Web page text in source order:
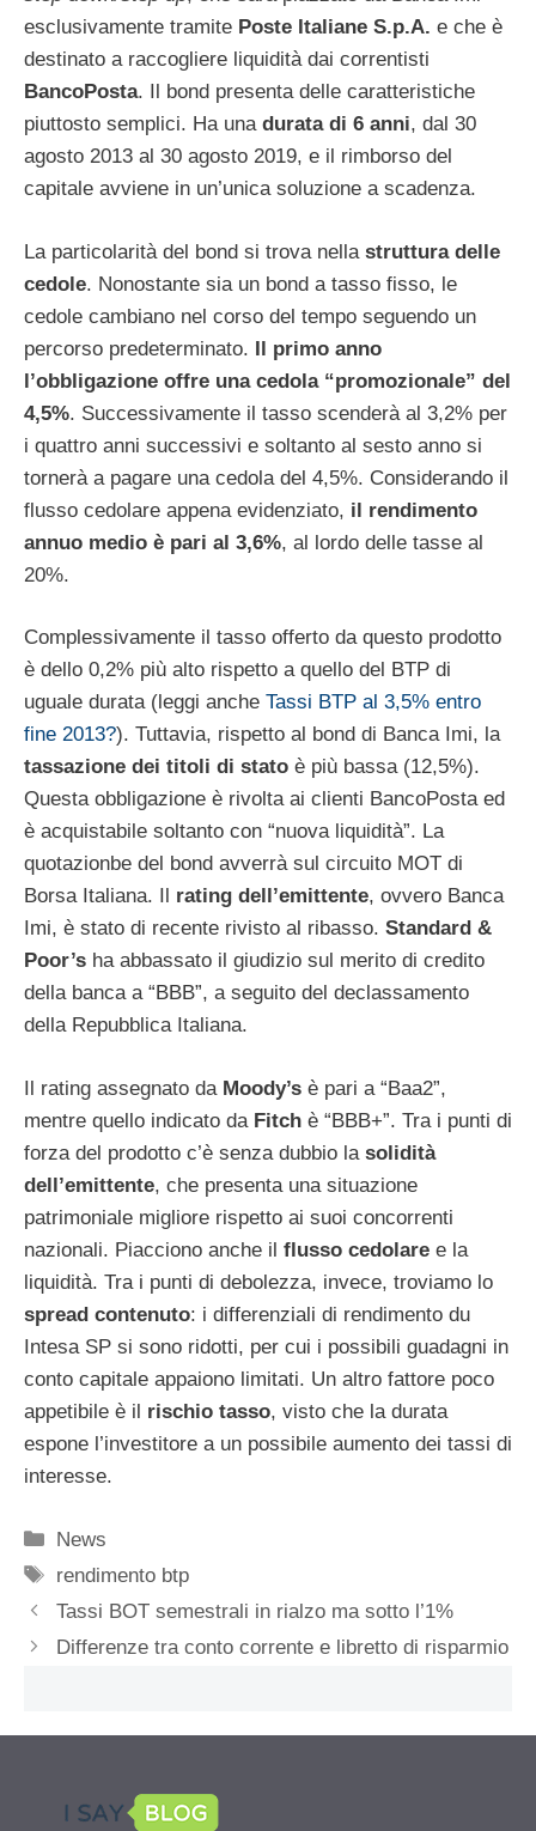
esclusivamente tramite Poste Italiane S.p.A. e che è
destinato a raccogliere liquidità dai correntisti
BancoPosta. Il bond presenta delle caratteristiche
piuttosto semplici. Ha una durata di 6 anni, dal 30
agosto 2013 al 30 agosto 2019, e il rimborso del
capitale avviene in un’unica soluzione a scadenza.
La particolarità del bond si trova nella struttura delle
cedole. Nonostante sia un bond a tasso fisso, le
cedole cambiano nel corso del tempo seguendo un
percorso predeterminato. Il primo anno
l’obbligazione offre una cedola “promozionale” del
4,5%. Successivamente il tasso scenderà al 3,2% per
i quattro anni successivi e soltanto al sesto anno si
tornerà a pagare una cedola del 4,5%. Considerando il
flusso cedolare appena evidenziato, il rendimento
annuo medio è pari al 3,6%, al lordo delle tasse al
20%.
Complessivamente il tasso offerto da questo prodotto
è dello 0,2% più alto rispetto a quello del BTP di
uguale durata (leggi anche Tassi BTP al 3,5% entro
fine 2013?). Tuttavia, rispetto al bond di Banca Imi, la
tassazione dei titoli di stato è più bassa (12,5%).
Questa obbligazione è rivolta ai clienti BancoPosta ed
è acquistabile soltanto con “nuova liquidità”. La
quotazionbe del bond avverrà sul circuito MOT di
Borsa Italiana. Il rating dell’emittente, ovvero Banca
Imi, è stato di recente rivisto al ribasso. Standard &
Poor’s ha abbassato il giudizio sul merito di credito
della banca a “BBB”, a seguito del declassamento
della Repubblica Italiana.
Il rating assegnato da Moody’s è pari a “Baa2”,
mentre quello indicato da Fitch è “BBB+”. Tra i punti di
forza del prodotto c’è senza dubbio la solidità
dell’emittente, che presenta una situazione
patrimoniale migliore rispetto ai suoi concorrenti
nazionali. Piacciono anche il flusso cedolare e la
liquidità. Tra i punti di debolezza, invece, troviamo lo
spread contenuto: i differenziali di rendimento du
Intesa SP si sono ridotti, per cui i possibili guadagni in
conto capitale appaiono limitati. Un altro fattore poco
appetibile è il rischio tasso, visto che la durata
espone l’investitore a un possibile aumento dei tassi di
interesse.
Categorie
News
Tag
rendimento btp
Tassi BOT semestrali in rialzo ma sotto l’1%
Differenze tra conto corrente e libretto di risparmio